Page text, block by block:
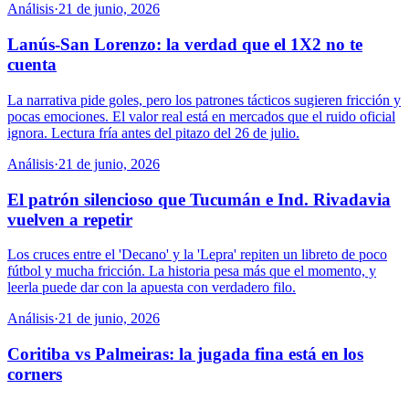
Análisis·21 de junio, 2026
Lanús-San Lorenzo: la verdad que el 1X2 no te
cuenta
La narrativa pide goles, pero los patrones tácticos sugieren fricción y
pocas emociones. El valor real está en mercados que el ruido oficial
ignora. Lectura fría antes del pitazo del 26 de julio.
Análisis·21 de junio, 2026
El patrón silencioso que Tucumán e Ind. Rivadavia
vuelven a repetir
Los cruces entre el 'Decano' y la 'Lepra' repiten un libreto de poco
fútbol y mucha fricción. La historia pesa más que el momento, y
leerla puede dar con la apuesta con verdadero filo.
Análisis·21 de junio, 2026
Coritiba vs Palmeiras: la jugada fina está en los
corners